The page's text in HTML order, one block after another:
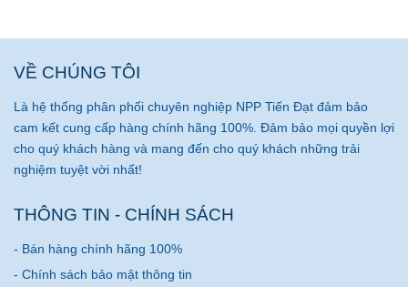
VỀ CHÚNG TÔI
Là hệ thống phân phối chuyên nghiệp NPP Tiến Đạt đảm bảo
cam kết cung cấp hàng chính hãng 100%. Đảm bảo mọi quyền lợi
cho quý khách hàng và mang đến cho quý khách những trải
nghiệm tuyệt vời nhất!
THÔNG TIN - CHÍNH SÁCH
- Bán hàng chính hãng 100%
- Chính sách bảo mật thông tin